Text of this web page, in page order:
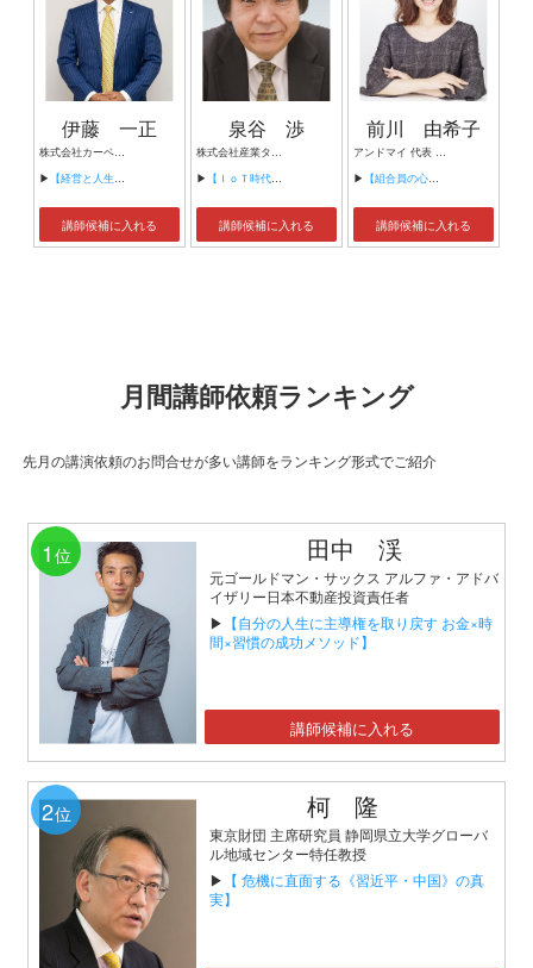
伊藤 一正
株式会社カーベル代表取締役社長 プロレスラーカーベル伊藤
▶ 【経営と人生がHappyになる3つのキーワード】
講師候補に入れる
泉谷 渉
株式会社産業タイムズ社 代表取締役会長 半導体産業新聞 特別編集委員
▶ 【ＩｏＴ時代にニッポンの製造業が一気に抜け出す！！ ～世界トップシェアのセンサーとロボットで戦え！】
講師候補に入れる
前川 由希子
アンドマイ 代表 組織活性化コンサルタント
▶ 【組合員の心をぐっと掴むコミュニケーション術～組合員が「あなたが言うなら」と動き出す３ステップ～】
講師候補に入れる
月間講師依頼ランキング
先月の講演依頼のお問合せが多い講師をランキング形式でご紹介
1 位 田中 渓
元ゴールドマン・サックス アルファ・アドバ
イザリー日本不動産投資責任者
▶ 【自分の人生に主導権を取り戻す お金×時
間×習慣の成功メソッド】
講師候補に入れる
2位 柯 隆
東京財団 主席研究員 静岡県立大学グローバ
ル地域センター特任教授
▶ 【 危機に直面する《習近平・中国》の真
実】